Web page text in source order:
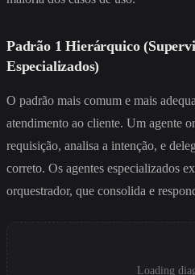
Padrão 1 Hierárquico
Especializados)
O padrão mais comum e mais
atendimento ao cliente. Um agente
requisição, analisa a intenção, e
correto. Os agentes especializados
orquestrador, que consolida e
Loading